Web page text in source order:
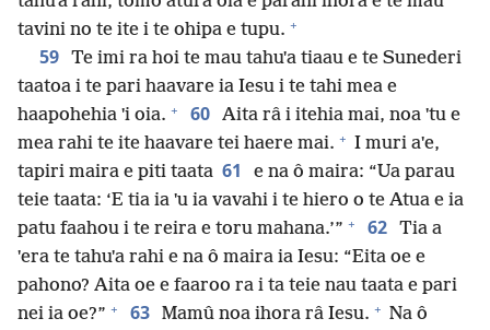
tavini no te ite i te ohipa e tupu. +
59 Te imi ra hoi te mau tahuˈa tiaau e te Sunederi
taatoa i te pari haavare ia Iesu i te tahi mea e
haapohehia ˈi oia. + 60 Aita râ i itehia mai, noa ˈtu e
mea rahi te ite haavare tei haere mai. + I muri aˈe,
tapiri maira e piti taata 61
e na ô maira: “Ua parau
teie taata: ‘E tia ia ˈu ia vavahi i te hiero o te Atua e ia
patu faahou i te reira e toru mahana.’” + 62 Tia a
ˈera te tahuˈa rahi e na ô maira ia Iesu: “Eita oe e
pahono? Aita oe e faaroo ra i ta teie nau taata e pari
nei ia oe?” + 63 Mamû noa ihora râ Iesu. + Na ô